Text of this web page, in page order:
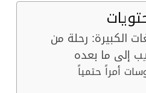
الكبيرة: رحلة من
إلى ما بعده
أمراً حتمياً